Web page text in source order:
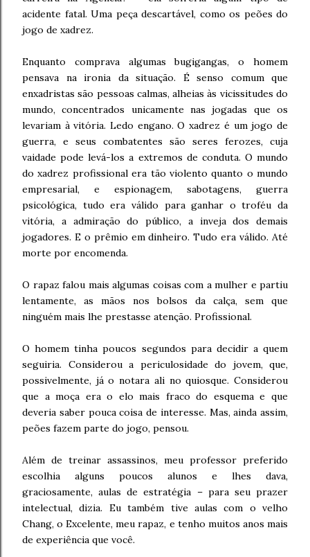
acidente fatal. Uma peça descartável, como os peões do
jogo de xadrez.
Enquanto comprava algumas bugigangas, o homem
pensava na ironia da situação. É senso comum que
enxadristas são pessoas calmas, alheias às vicissitudes do
mundo, concentrados unicamente nas jogadas que os
levariam à vitória. Ledo engano. O xadrez é um jogo de
guerra, e seus combatentes são seres ferozes, cuja
vaidade pode levá-los a extremos de conduta. O mundo
do xadrez profissional era tão violento quanto o mundo
empresarial, e espionagem, sabotagens, guerra
psicológica, tudo era válido para ganhar o troféu da
vitória, a admiração do público, a inveja dos demais
jogadores. E o prêmio em dinheiro. Tudo era válido. Até
morte por encomenda.
O rapaz falou mais algumas coisas com a mulher e partiu
lentamente, as mãos nos bolsos da calça, sem que
ninguém mais lhe prestasse atenção. Profissional.
O homem tinha poucos segundos para decidir a quem
seguiria. Considerou a periculosidade do jovem, que,
possivelmente, já o notara ali no quiosque. Considerou
que a moça era o elo mais fraco do esquema e que
deveria saber pouca coisa de interesse. Mas, ainda assim,
peões fazem parte do jogo, pensou.
Além de treinar assassinos, meu professor preferido
escolhia alguns poucos alunos e lhes dava,
graciosamente, aulas de estratégia – para seu prazer
intelectual, dizia. Eu também tive aulas com o velho
Chang, o Excelente, meu rapaz, e tenho muitos anos mais
de experiência que você.